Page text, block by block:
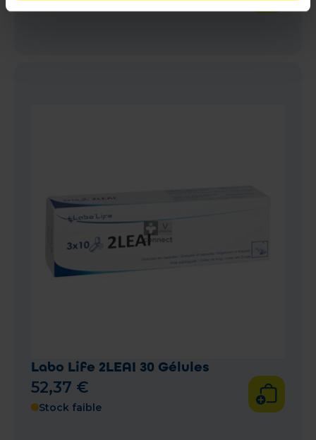
Stock faible
Labo Life 2LEAI 30 Gélules
52,37 €
Stock faible